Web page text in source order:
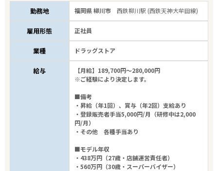
勤務地 福岡県 柳川市西鉄柳川駅 (西鉄天神大牟田線)
雇用形態 正社員
業種 ドラッグストア
給与
【月給】189,700円～280,000円
※ご経験により決定します。
■備考
・昇給（年1回）、賞与（年2回）支給あり
・登録販売者手当5,000円/月（研修中は2,000
円/月）
・その他 各種手当あり
■モデル年収
・438万円（27歳・店舗運営責任者）
・560万円（30歳・スーパーバイザー）